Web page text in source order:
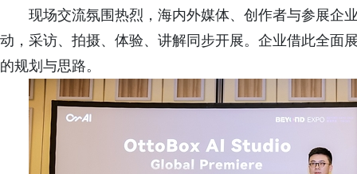
现场交流氛围热烈，海内外媒体、创作者与参展企
动，采访、拍摄、体验、讲解同步开展。企业借此全面
的规划与思路。